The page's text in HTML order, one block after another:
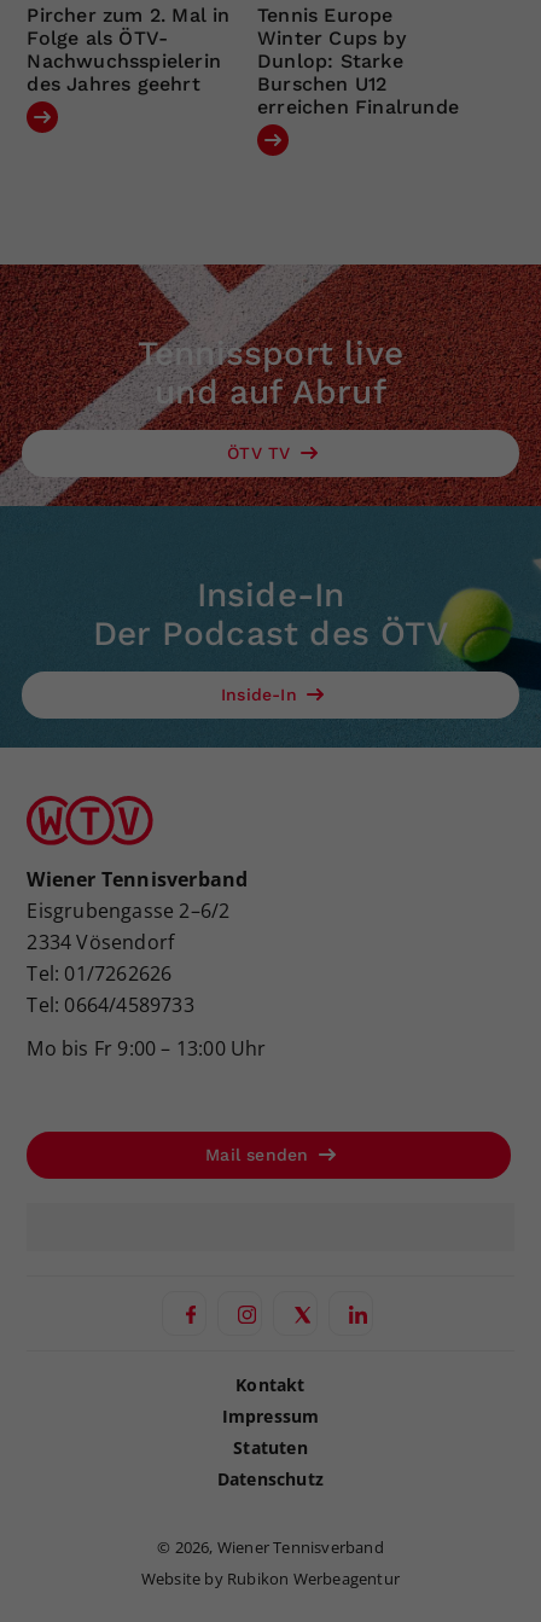
Pircher zum 2. Mal in
Folge als ÖTV-
Nachwuchsspielerin
des Jahres geehrt
Tennis Europe
Winter Cups by
Dunlop: Starke
Burschen U12
erreichen Finalrunde
Tennissport live
und auf Abruf
ÖTV TV
Inside-In
Der Podcast des ÖTV
Inside-In
Wiener Tennisverband
Eisgrubengasse 2–6/2
2334 Vösendorf
Tel: 01/7262626
Tel: 0664/4589733
Mo bis Fr 9:00 – 13:00 Uhr
Mail senden
Kontakt
Impressum
Statuten
Datenschutz
© 2026, Wiener Tennisverband
Website by Rubikon Werbeagentur